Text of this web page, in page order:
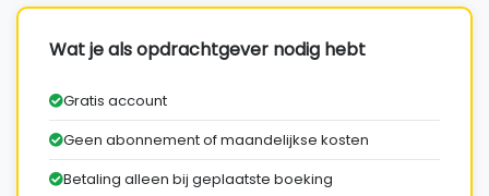
Wat je als opdrachtgever nodig hebt
Gratis account
Geen abonnement of maandelijkse kosten
Betaling alleen bij geplaatste boeking